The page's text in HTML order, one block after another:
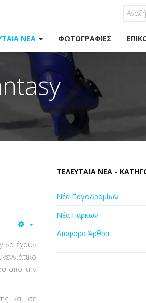
ΝΈΑ ΦΩΤΟΓΡΑΦΊΕΣ
να έχουν
από την
και σε
ΤΕΛΕΥΤΑΊΑ ΝΈΑ -
Νέα Παγοδρομίων
Νέα Πάρκων
Διάφορα Άρθρα